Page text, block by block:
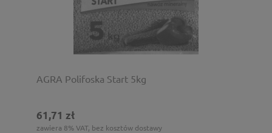
AGRA Polifoska Start 5kg
61,71 zł
zawiera 8% VAT, bez kosztów dostawy